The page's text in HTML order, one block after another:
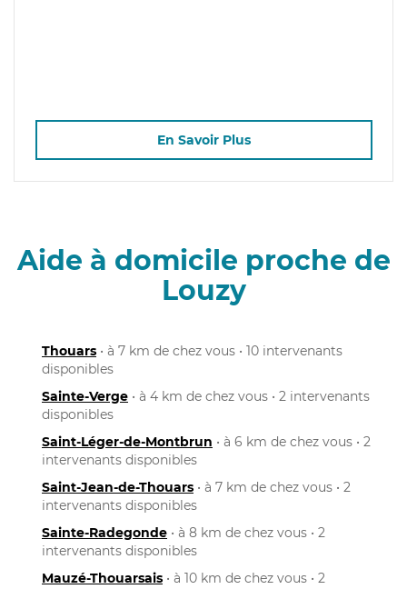
En Savoir Plus
Aide à domicile proche de
Louzy
Thouars • à 7 km de chez vous • 10 intervenants
disponibles
Sainte-Verge • à 4 km de chez vous • 2 intervenants
disponibles
Saint-Léger-de-Montbrun • à 6 km de chez vous • 2
intervenants disponibles
Saint-Jean-de-Thouars • à 7 km de chez vous • 2
intervenants disponibles
Sainte-Radegonde • à 8 km de chez vous • 2
intervenants disponibles
Mauzé-Thouarsais • à 10 km de chez vous • 2